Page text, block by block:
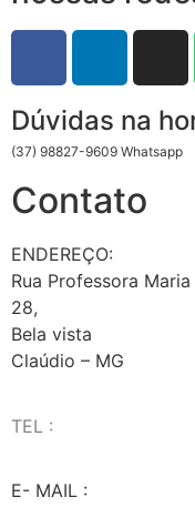
Dúvidas na
(37) 98827-9609 Whatsapp
Contato
ENDEREÇO:
Rua Professora
28,
Bela vista
Claúdio – MG
TEL :
E- MAIL :